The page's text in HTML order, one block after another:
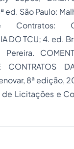
ed. São Paulo:
DO TCU; 4. ed.
Pereira.
CONTRATOS
8ª edição,
de Licitações e